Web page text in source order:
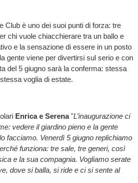
Club è uno dei suoi punti di forza: tre
chi vuole chiacchierare tra un ballo e
e la sensazione di essere in un posto
gente viene per divertirsi sul serio e con
del 5 giugno sarà la conferma: stessa
voglia di estate.
Enrica e Serena"L’inaugurazione ci
vedere il giardino pieno e la gente
facciamo. Venerdì 5 giugno replichiamo
funziona: tre sale, tre generi, così
e la sua compagnia. Vogliamo serate
dove si balla, si ride e ci si sente al